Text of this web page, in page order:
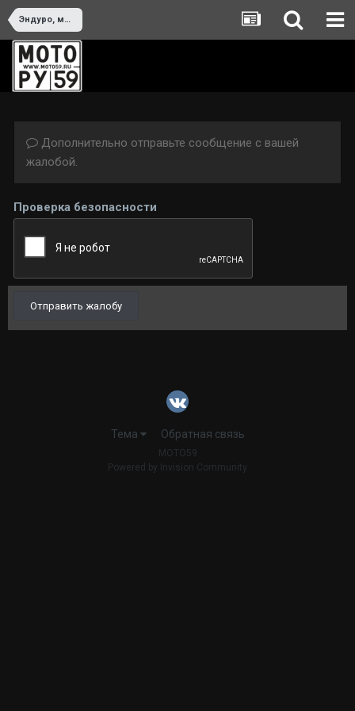
Эндуро, мотокросс, спидвей
Дополнительно отправьте сообщение с вашей
жалобой.
Проверка безопасности
Отправить жалобу
Тема Обратная связь
MOTO59
Powered by Invision Community